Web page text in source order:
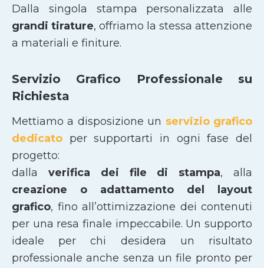
Dalla singola stampa personalizzata alle
grandi tirature, offriamo la stessa attenzione
a materiali e finiture.
Servizio Grafico Professionale su
Richiesta
Mettiamo a disposizione un servizio grafico
dedicato per supportarti in ogni fase del
progetto:
dalla verifica dei file di stampa, alla
creazione o adattamento del layout
grafico, fino all’ottimizzazione dei contenuti
per una resa finale impeccabile. Un supporto
ideale per chi desidera un risultato
professionale anche senza un file pronto per